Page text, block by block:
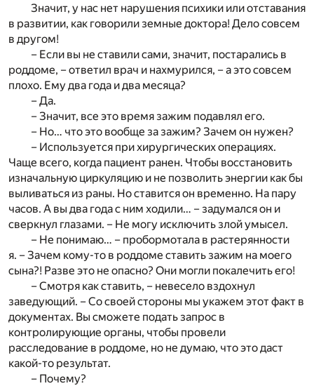
Значит, у нас нет нарушения психики или отставания
в развитии, как говорили земные доктора! Дело совсем
в другом!
– Если вы не ставили сами, значит, постарались в
роддоме, – ответил врач и нахмурился, – а это совсем
плохо. Ему два года и два месяца?
– Да.
– Значит, все это время зажим подавлял его.
– Но… что это вообще за зажим? Зачем он нужен?
– Используется при хирургических операциях.
Чаще всего, когда пациент ранен. Чтобы восстановить
изначальную циркуляцию и не позволить энергии как бы
выливаться из раны. Но ставится он временно. На пару
часов. А вы два года с ним ходили… – задумался он и
сверкнул глазами. – Не могу исключить злой умысел.
– Не понимаю… – пробормотала в растерянности
я. – Зачем кому-то в роддоме ставить зажим на моего
сына?! Разве это не опасно? Они могли покалечить его!
– Смотря как ставить, – невесело вздохнул
заведующий. – Со своей стороны мы укажем этот факт в
документах. Вы сможете подать запрос в
контролирующие органы, чтобы провели
расследование в роддоме, но не думаю, что это даст
какой-то результат.
– Почему?